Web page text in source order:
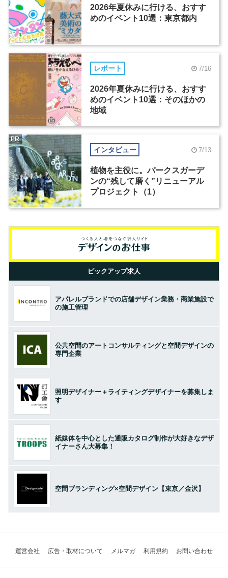
2026年夏休みに行ける、おすす
めのイベント10選：東京都内
レポート 7/16
2026年夏休みに行ける、おすす
めのイベント10選：そのほかの
地域
インタビュー 7/13
植物を主役に。パークスガーデ
ンの“残して磨く”リニューアル
プロジェクト（1）
PR
ピックアップ求人
アパレルブランドでの店舗デザイン業務・商業施設で
の施工管理
公共空間のアートコンサルティングと空間デザインの
専門企業
照明デザイナー＋ライティングデザイナーを募集しま
す
紙媒体を中心とした通販カタログ制作が大好きなデザ
イナーさん大募集！
空間ブランディング×空間デザイン【東京／金沢】
運営会社 広告・取材について メルマガ 利用規約 お問い合わせ